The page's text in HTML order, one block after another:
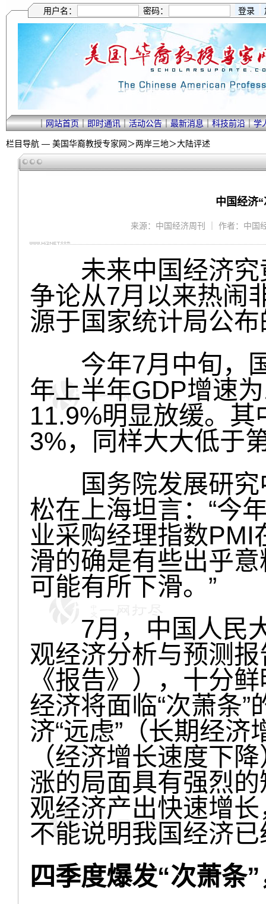
用户名： 密码：
｜网站首页｜即时通讯｜活动公告｜最新消息｜科技前沿｜学
栏目导航 — 美国华裔教授专家网＞两岸三地＞大陆评述
中国经济
来源：中国经济周刊 ｜ 作者：中
未来中国经济究
争论从7月以来热闹
源于国家统计局公
今年7月中旬，国
年上半年GDP增速
11.9%明显放缓。
3%，同样大大低于
国务院发展研究
松在上海坦言：“今
业采购经理指数PMI
滑的确是有些出乎
可能有所下滑。”
7月，中国人民大
观经济分析与预测
《报告》），十分
经济将面临“次萧条
济“远虑”（长期经济
（经济增长速度下
涨的局面具有强烈
观经济产出快速增
不能说明我国经济
四季度爆发“次萧条